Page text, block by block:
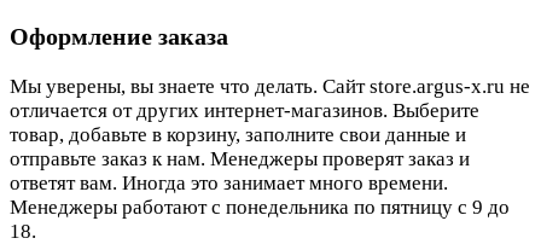
Оформление заказа
Мы уверены, вы знаете что делать. Сайт store.argus-x.ru не
отличается от других интернет-магазинов. Выберите
товар, добавьте в корзину, заполните свои данные и
отправьте заказ к нам. Менеджеры проверят заказ и
ответят вам. Иногда это занимает много времени.
Менеджеры работают с понедельника по пятницу с 9 до
18.